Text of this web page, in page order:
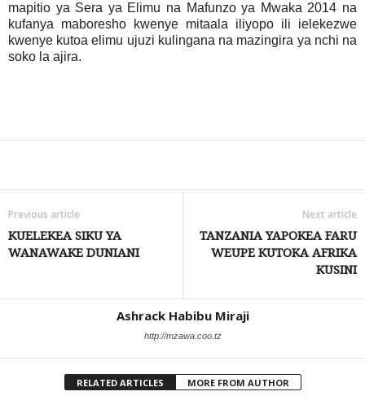
mapitio ya Sera ya Elimu na Mafunzo ya Mwaka 2014 na
kufanya maboresho kwenye mitaala iliyopo ili ielekezwe
kwenye kutoa elimu ujuzi kulingana na mazingira ya nchi na
soko la ajira.
Previous article
KUELEKEA SIKU YA
WANAWAKE DUNIANI
Next article
TANZANIA YAPOKEA FARU
WEUPE KUTOKA AFRIKA
KUSINI
Ashrack Habibu Miraji
http://mzawa.coo.tz
RELATED ARTICLES MORE FROM AUTHOR